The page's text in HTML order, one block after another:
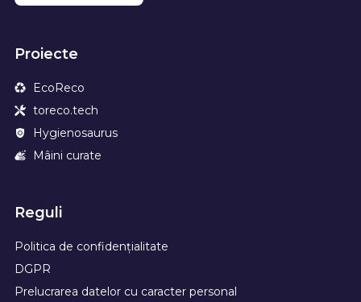
Proiecte
EcoReco
toreco.tech
Hygienosaurus
Mâini curate
Reguli
Politica de confidențialitate
DGPR
Prelucrarea datelor cu caracter personal